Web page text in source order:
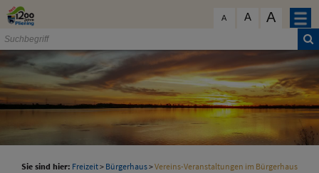
Zum Inhalt
A A A
Sie sind hier: Freizeit> Bürgerhaus>Vereins-Veranstaltungen im Bürgerhaus
schließen